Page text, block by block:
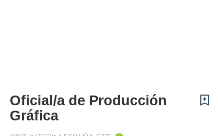
Oficial/a de Producción
Gráfica